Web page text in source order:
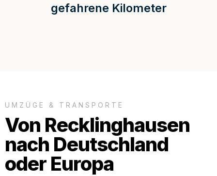
gefahrene Kilometer
UMZÜGE & TRANSPORTE
Von Recklinghausen
nach Deutschland
oder Europa